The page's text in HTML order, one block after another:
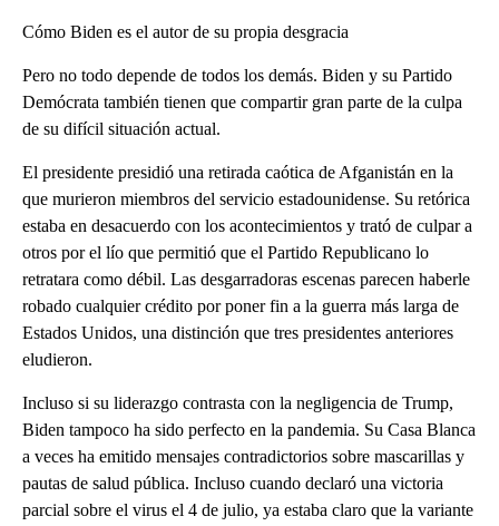
Cómo Biden es el autor de su propia desgracia
Pero no todo depende de todos los demás. Biden y su Partido
Demócrata también tienen que compartir gran parte de la culpa
de su difícil situación actual.
El presidente presidió una retirada caótica de Afganistán en la
que murieron miembros del servicio estadounidense. Su retórica
estaba en desacuerdo con los acontecimientos y trató de culpar a
otros por el lío que permitió que el Partido Republicano lo
retratara como débil. Las desgarradoras escenas parecen haberle
robado cualquier crédito por poner fin a la guerra más larga de
Estados Unidos, una distinción que tres presidentes anteriores
eludieron.
Incluso si su liderazgo contrasta con la negligencia de Trump,
Biden tampoco ha sido perfecto en la pandemia. Su Casa Blanca
a veces ha emitido mensajes contradictorios sobre mascarillas y
pautas de salud pública. Incluso cuando declaró una victoria
parcial sobre el virus el 4 de julio, ya estaba claro que la variante